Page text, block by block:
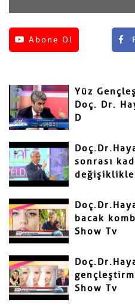
Abone Ol
Henüz yorum
Adınız ve Soyadınız
Mail
Yorumunuz
Gönder
Yüz
Doç. Dr.
D
sonrası
bacak
Show Tv
Show Tv